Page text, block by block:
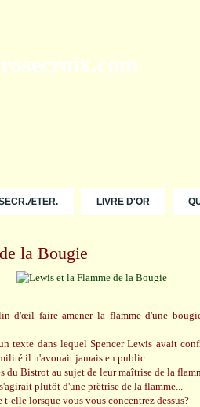
LIVRE D'OR
la Bougie
d'œil faire amener la flamme d'une
texte dans lequel Spencer Lewis avait
il n'avouait jamais en public.
du Bistrot au sujet de leur maîtrise de la
plutôt d'une prêtrise de la flamme...
elle lorsque vous vous concentrez dessus?